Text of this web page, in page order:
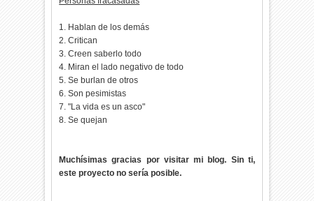
1. Hablan de los demás
2. Critican
3. Creen saberlo todo
4. Miran el lado negativo de todo
5. Se burlan de otros
6. Son pesimistas
7. "La vida es un asco"
8. Se quejan
Muchísimas gracias por visitar mi blog. Sin ti,
este proyecto no sería posible.